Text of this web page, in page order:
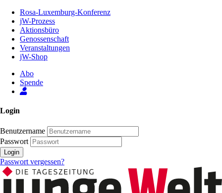
Inhalt
Seite
Rosa-Luxemburg-Konferenz
jW-Prozess
Aktionsbüro
Genossenschaft
Veranstaltungen
jW-Shop
Abo
Spende
Login
Benutzername
Passwort
Login
Passwort vergessen?